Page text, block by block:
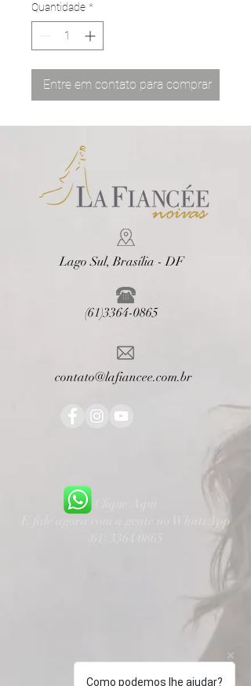
Quantidade *
Entre em contato para comprar
Lago Sul, Brasília - DF
(61)3364-0865
contato@lafiancee.com.br
E fale agora com a gente no WhatsApp
Como podemos lhe ajudar?